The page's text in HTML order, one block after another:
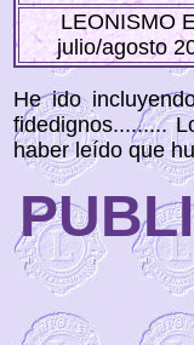
LEONISMO
julio/agosto
He ido
fidedignos.........
haber leído que